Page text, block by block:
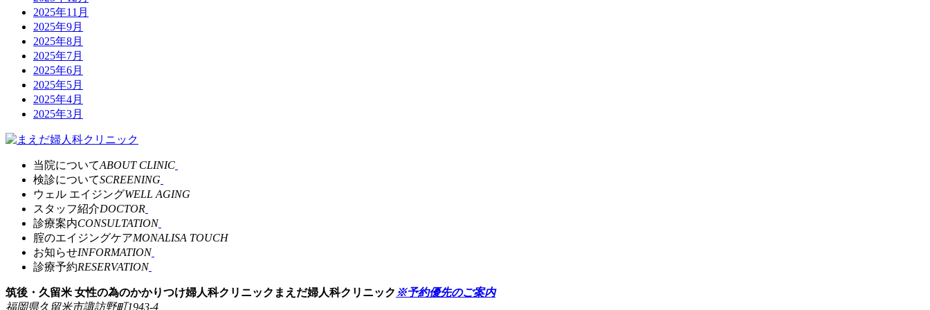
2025年11月
2025年9月
2025年8月
2025年7月
2025年6月
2025年5月
2025年4月
2025年3月
当院についてABOUT CLINIC
検診についてSCREENING
ウェル エイジングWELL AGING
スタッフ紹介DOCTOR
診療案内CONSULTATION
腟のエイジングケアMONALISA TOUCH
お知らせINFORMATION
診療予約RESERVATION
筑後・久留米 女性の為のかかりつけ婦人科クリニック まえだ婦人科クリニック ※予約優先のご案内
福岡県久留米市諏訪野町1943-4